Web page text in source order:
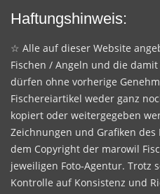
Haftungshinweis:
☆ Alle auf dieser Website
Fischen / Angeln und die
dürfen ohne vorherige
Fischereiartikel weder ganz
kopiert oder weitergegeben
Zeichnungen und Grafiken
dem Copyright der marowil
jeweiligen Foto-Agentur. Trotz
Kontrolle auf Konsistenz und